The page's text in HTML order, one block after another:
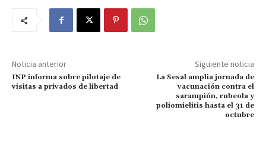
Noticia anterior
INP informa sobre pilotaje de
visitas a privados de libertad
Siguiente noticia
La Sesal amplia jornada de
vacunación contra el
sarampión, rubeola y
poliomielitis hasta el 31 de
octubre